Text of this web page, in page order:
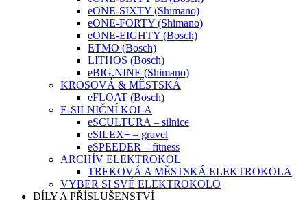
eONE-SIXTY (Shimano)
eONE-FORTY (Shimano)
eONE-EIGHTY (Bosch)
ETMO (Bosch)
LITHOS (Bosch)
eBIG.NINE (Shimano)
KROSOVÁ & MĚSTSKÁ
eFLOAT (Bosch)
E-SILNIČNÍ KOLA
eSCULTURA – silnice
eSILEX+ – gravel
eSPEEDER – fitness
ARCHÍV ELEKTROKOL
TREKOVÁ A MĚSTSKÁ ELEKTROKOLA
VYBER SI SVÉ ELEKTROKOLO
DÍLY A PŘÍSLUŠENSTVÍ